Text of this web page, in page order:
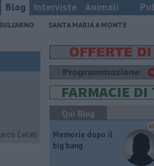
Blog Interviste Animali
SANTA MARIA A MONTE
Celati
Qui Blog
Memorie dopo il
big bang